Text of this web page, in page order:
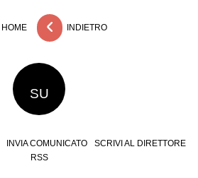
HOME INDIETRO
SU
INVIA COMUNICATO
SCRIVI AL DIRETTORE
RSS